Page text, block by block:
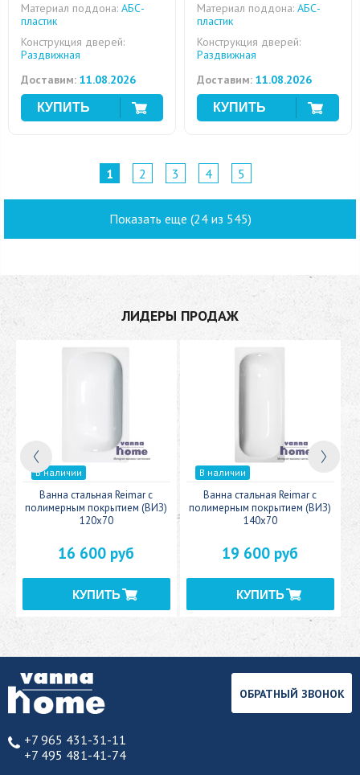
Материал поддона: АБС-
пластик
Конструкция дверей:
Раздвижная
Доставим: 11.08.2026
Материал поддона: АБС-
пластик
Конструкция дверей:
Раздвижная
Доставим: 11.08.2026
1 2 3 4 5
Показать еще (24 из 545)
ЛИДЕРЫ ПРОДАЖ
В наличии
Ванна стальная Reimar с
полимерным покрытием (ВИЗ)
120x70
16 600 руб
В наличии
Ванна стальная Reimar с
полимерным покрытием (ВИЗ)
140x70
19 600 руб
+7 965 431-31-11
+7 495 481-41-74
ОБРАТНЫЙ ЗВОНОК